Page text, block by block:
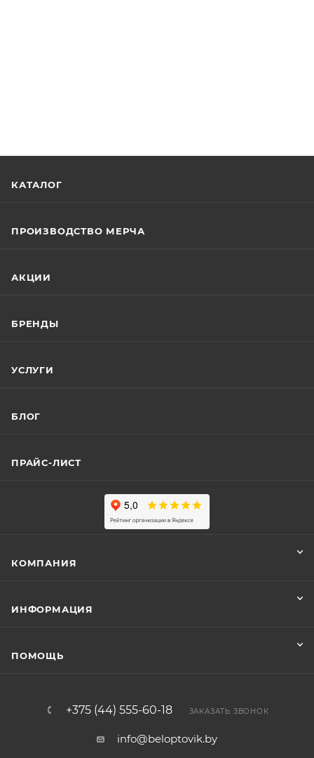
КАТАЛОГ
ПРОИЗВОДСТВО МЕРЧА
АКЦИИ
БРЕНДЫ
УСЛУГИ
БЛОГ
ПРАЙС-ЛИСТ
КОМПАНИЯ
ИНФОРМАЦИЯ
ПОМОЩЬ
+375 (44) 555-60-18 ЗАКАЗАТЬ ЗВОНОК
info@beloptovik.by